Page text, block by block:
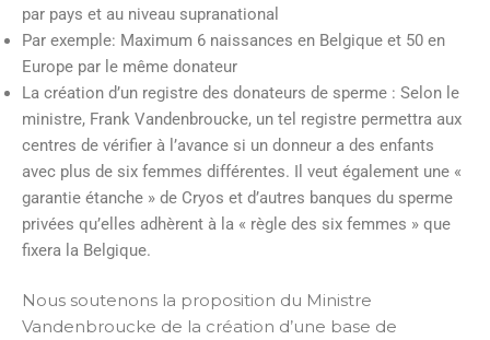
par pays et au niveau supranational
Par exemple: Maximum 6 naissances en Belgique et 50 en
Europe par le même donateur
La création d’un registre des donateurs de sperme : Selon le
ministre, Frank Vandenbroucke, un tel registre permettra aux
centres de vérifier à l’avance si un donneur a des enfants
avec plus de six femmes différentes. Il veut également une «
garantie étanche » de Cryos et d’autres banques du sperme
privées qu’elles adhèrent à la « règle des six femmes » que
fixera la Belgique.
Nous soutenons la proposition du Ministre
Vandenbroucke de la création d’une base de